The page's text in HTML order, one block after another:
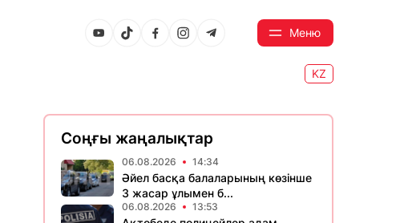
Меню
KZ
Соңғы жаңалықтар
06.08.2026 14:34
Әйел басқа балаларының көзінше
3 жасар ұлымен б...
06.08.2026 13:53